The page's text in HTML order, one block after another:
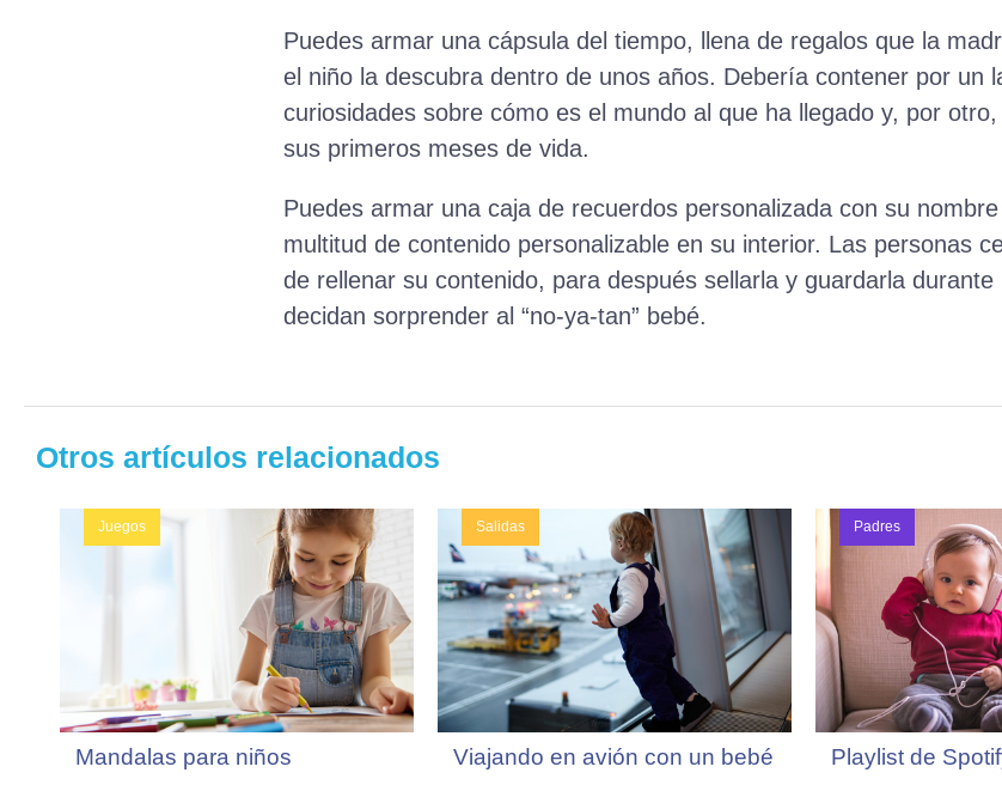
Puedes armar una cápsula del tiempo, llena de regalos que la
el niño la descubra dentro de unos años. Debería contener por un
curiosidades sobre cómo es el mundo al que ha llegado y, por
sus primeros meses de vida.
Puedes armar una caja de recuerdos personalizada con su
multitud de contenido personalizable en su interior. Las personas
de rellenar su contenido, para después sellarla y guardarla
decidan sorprender al “no-ya-tan” bebé.
Otros artículos relacionados
Juegos
Mandalas para niños
Salidas
Viajando en avión con un bebé
Padres
Playlist de